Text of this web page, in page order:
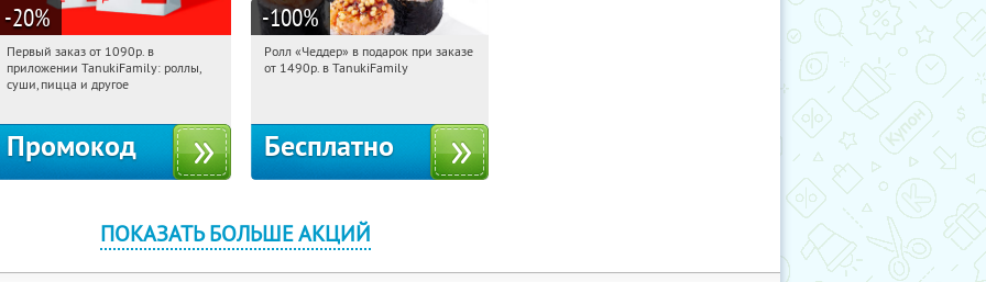
-20%
21:29:07 Получили:
Россия
Первый заказ от 1090р. в
приложении TanukiFamily: роллы,
суши, пицца и другое
Промокод
-100%
21:29:07 Получили:108
Ролл «Чеддер» в подарок при заказе
от 1490р. в TanukiFamily
Бесплатно
ПОКАЗАТЬ БОЛЬШЕ АКЦИЙ